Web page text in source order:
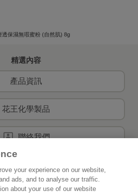
透保濕無瑕蜜粉 (自然肌) 8g
精選內容
產品資訊
花王化學製品
聯絡我們
關於花王
your experience on our website,
ads, and to analyse our traffic.
about your use of our website